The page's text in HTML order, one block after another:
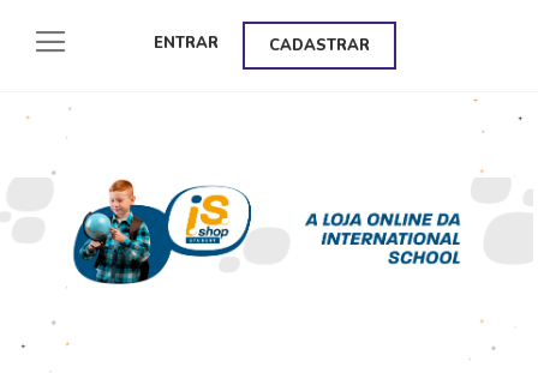
ENTRAR CADASTRAR